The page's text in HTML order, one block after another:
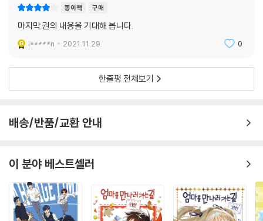
종이책 구매
마지막 권의 내용을 기대해 봅니다.
i*****n 2021.11.29. 0
한줄평 전체보기
배송/반품/교환 안내
이 분야 베스트셀러